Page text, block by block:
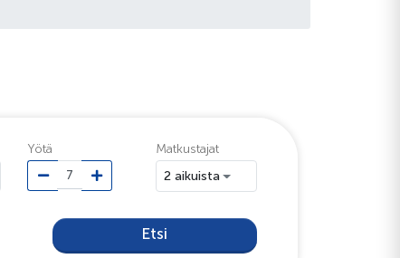
Yötä
Matkustajat
2 aikuista
Etsi